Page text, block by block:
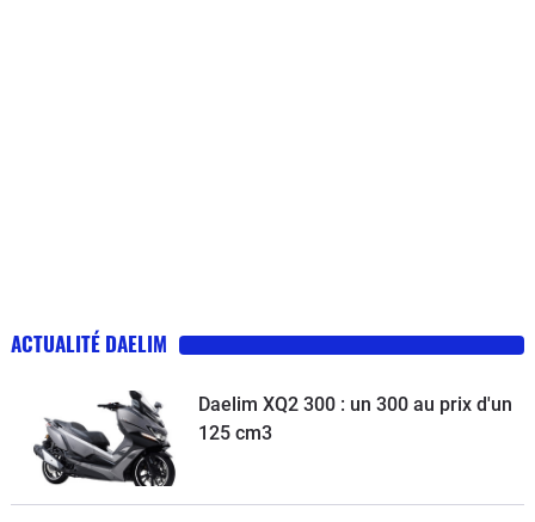
ACTUALITÉ DAELIM
Daelim XQ2 300 : un 300 au prix d'un
125 cm3